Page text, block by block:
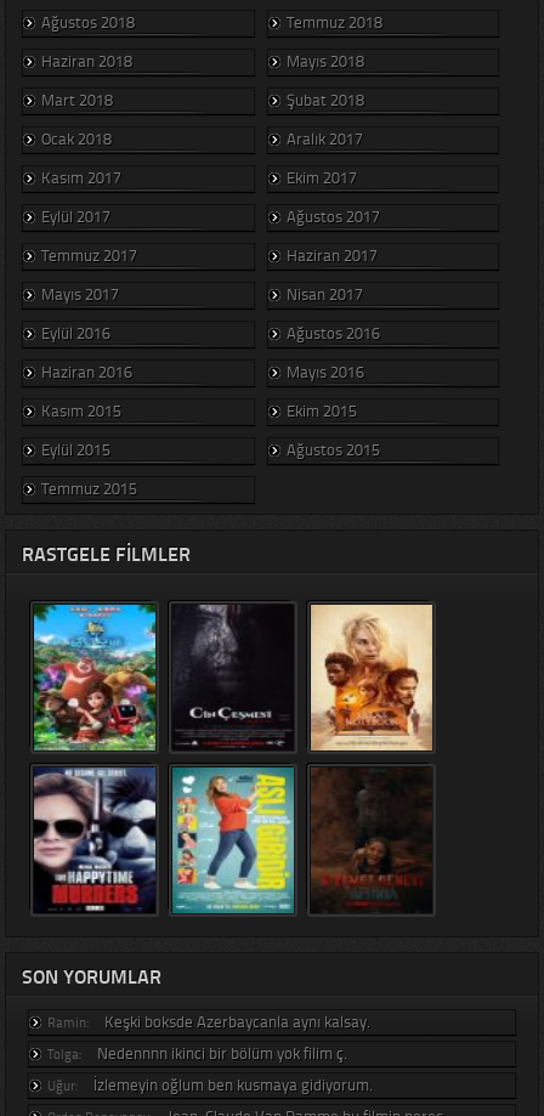
Ağustos 2018
Temmuz 2018
Haziran 2018
Mayıs 2018
Mart 2018
Şubat 2018
Ocak 2018
Aralık 2017
Kasım 2017
Ekim 2017
Eylül 2017
Ağustos 2017
Temmuz 2017
Haziran 2017
Mayıs 2017
Nisan 2017
Eylül 2016
Ağustos 2016
Haziran 2016
Mayıs 2016
Kasım 2015
Ekim 2015
Eylül 2015
Ağustos 2015
Temmuz 2015
RASTGELE FILMLER
SON YORUMLAR
Ramin: Keşki boksde Azerbaycanla aynı kalsay.
Tolga: Nedennnn ikinci bir bölüm yok filim ç.
Uğur: İzlemeyin oğlum ben kusmaya gidiyorum.